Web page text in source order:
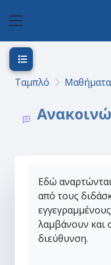
Ταμπλό Μαθήματα
Άνοιγμα ευρετηρίου
Εδώ
από τους
λαμβάνουν και
διεύθυνση.